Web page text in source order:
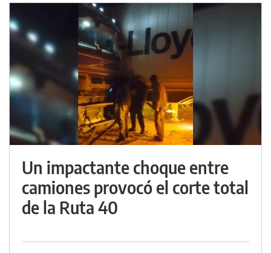
Un impactante choque entre
camiones provocó el corte total
de la Ruta 40